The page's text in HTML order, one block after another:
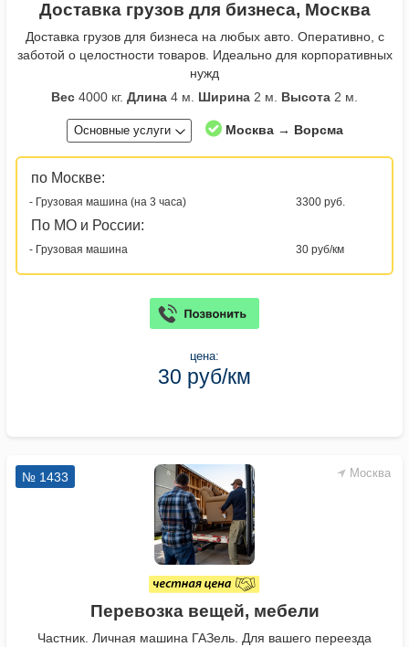
Доставка грузов для бизнеса, Москва
Доставка грузов для бизнеса на любых авто. Оперативно, с
заботой о целостности товаров. Идеально для корпоративных
нужд
Вес 4000 кг. Длина 4 м. Ширина 2 м. Высота 2 м.
Основные услуги Москва → Ворсма
по Москве:
- Грузовая машина (на 3 часа) 3300 руб.
По МО и России:
- Грузовая машина 30 руб/км
цена:
30 руб/км
Москва
№ 1433
Перевозка вещей, мебели
Частник. Личная машина ГАЗель. Для вашего переезда